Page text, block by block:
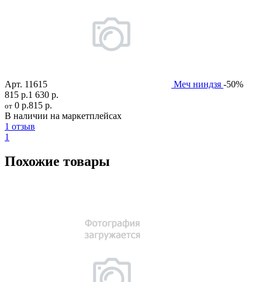
Арт. 11615 Меч ниндзя -50%
815 р.1 630 р.
от 0 р.815 р.
В наличии на маркетплейсах
1 отзыв
1
Похожие товары